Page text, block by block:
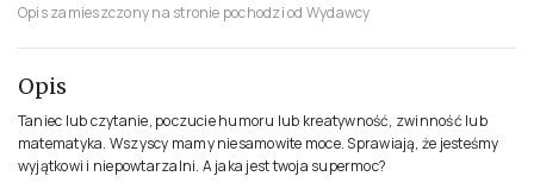
Opis zamieszczony na stronie pochodzi od Wydawcy
Opis
Taniec lub czytanie, poczucie humoru lub kreatywność, zwinność lub
matematyka. Wszyscy mamy niesamowite moce. Sprawiają, że jesteśmy
wyjątkowi i niepowtarzalni. A jaka jest twoja supermoc?